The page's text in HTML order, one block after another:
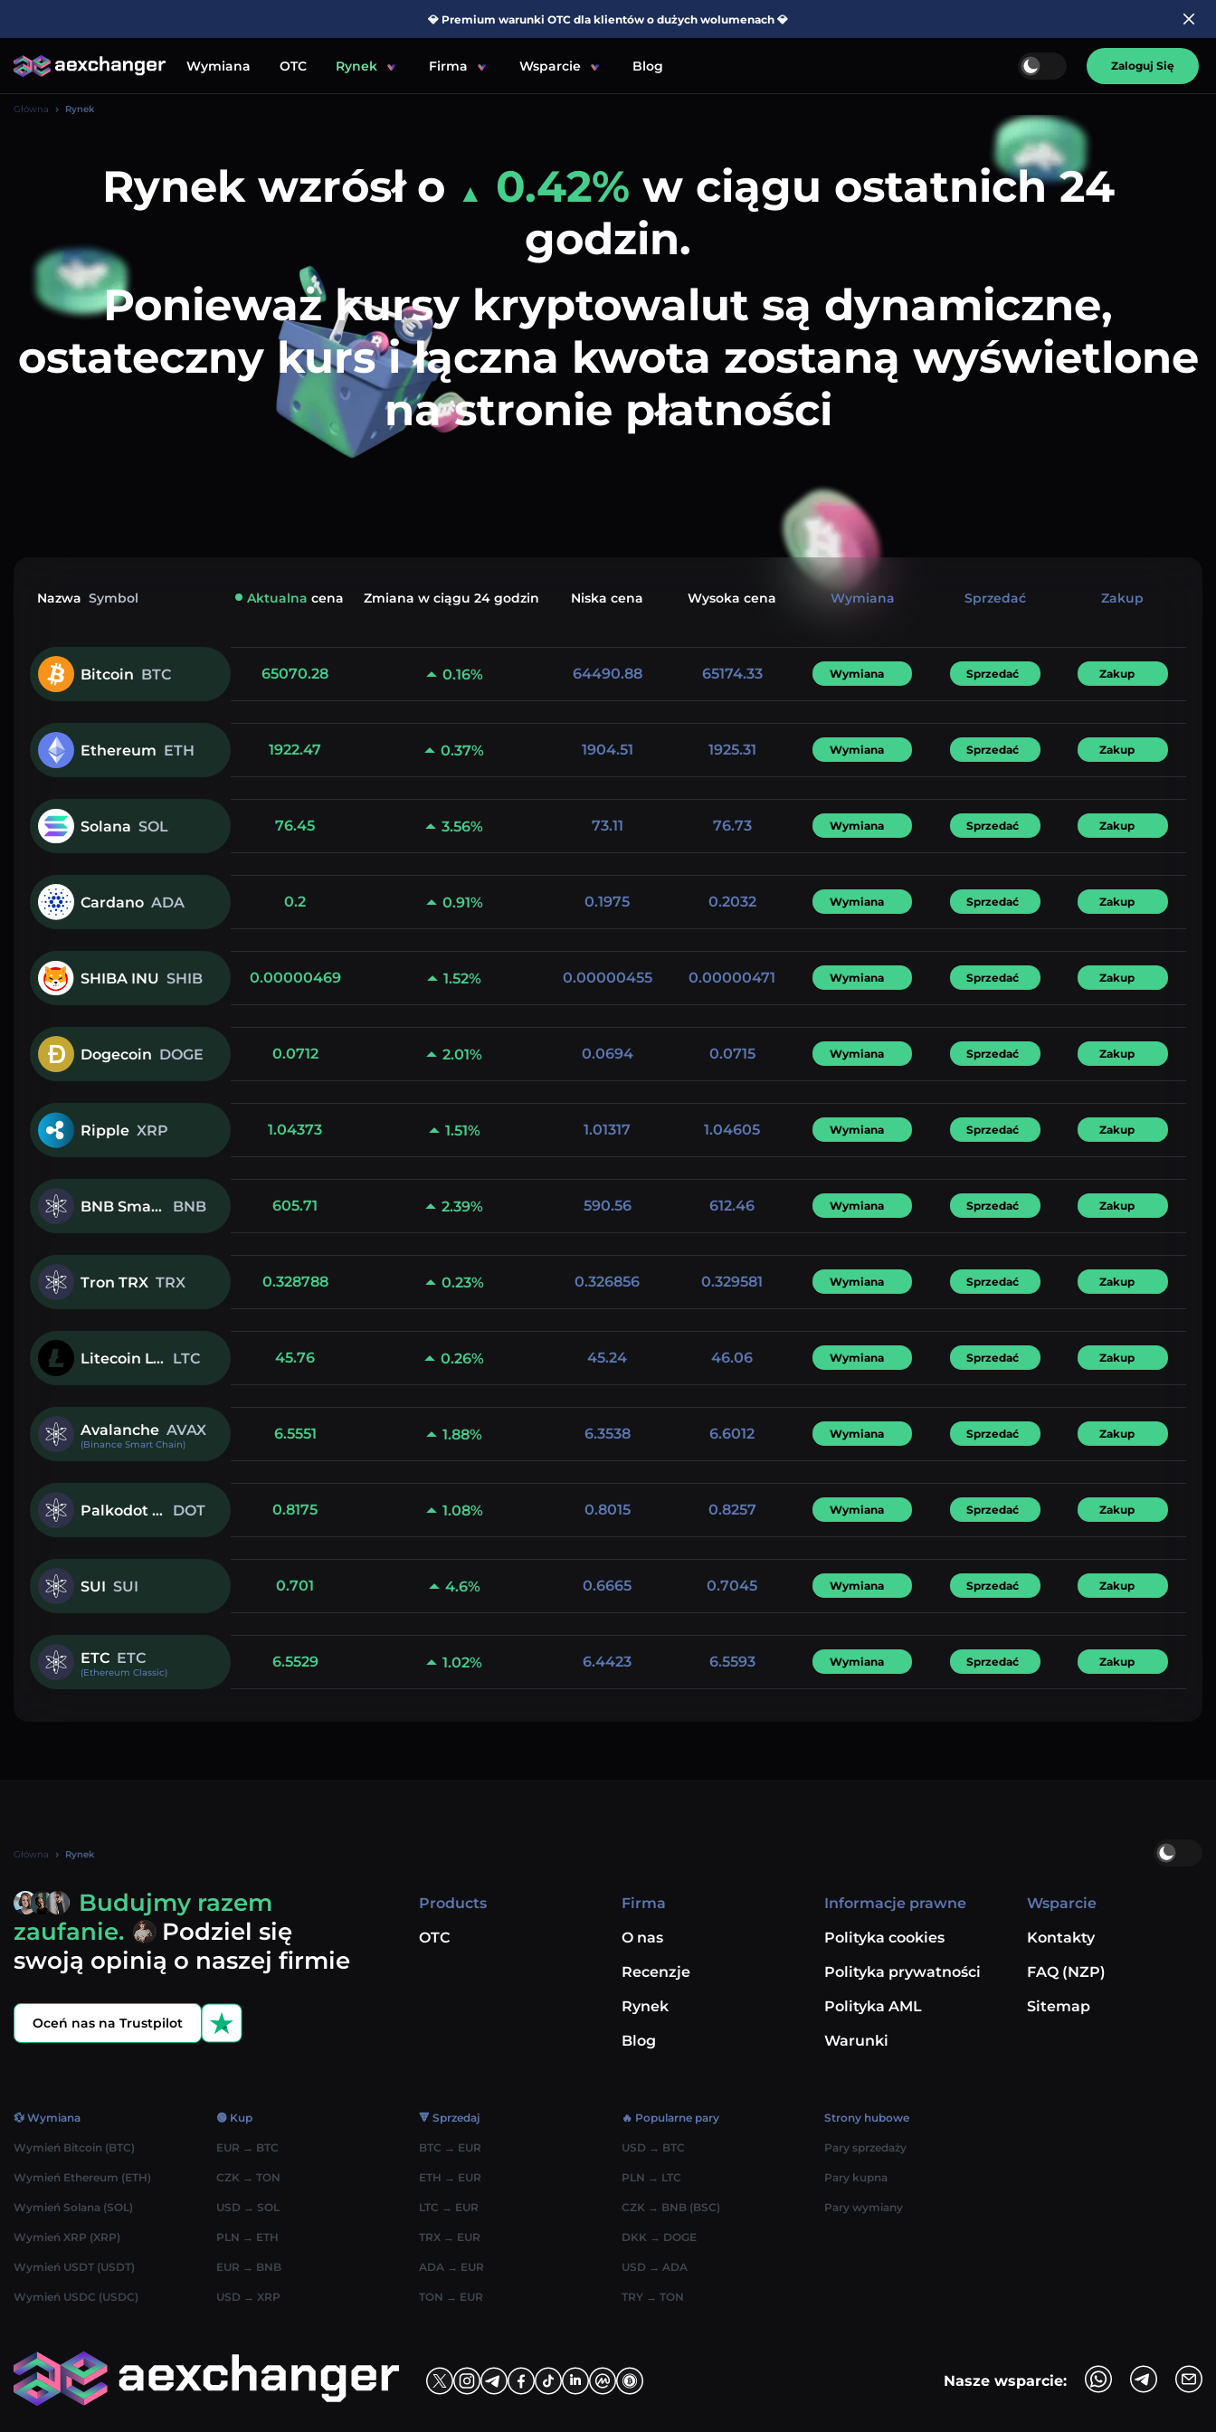
💎 Premium warunki OTC dla klientów o dużych wolumenach 💎
Wymiana OTC Rynek Firma Wsparcie Blog Zaloguj Się
Główna Rynek
Rynek wzrósł o ▲ 0.42% w ciągu ostatnich 24
godzin.
Ponieważ kursy kryptowalut są dynamiczne,
ostateczny kurs i łączna kwota zostaną wyświetlone
na stronie płatności
Nazwa Symbol Aktualna cena Zmiana w ciągu 24 godzin Niska cena Wysoka cena Wymiana Sprzedać Zakup
Bitcoin BTC 65070.28 0.16% 64490.88 65174.33 Wymiana Sprzedać Zakup
Ethereum ETH 1922.47 0.37% 1904.51 1925.31 Wymiana Sprzedać Zakup
Solana SOL 76.45 3.56% 73.11 76.73 Wymiana Sprzedać Zakup
Cardano ADA 0.2 0.91% 0.1975 0.2032 Wymiana Sprzedać Zakup
SHIBA INU SHIB 0.00000469 1.52% 0.00000455 0.00000471 Wymiana Sprzedać Zakup
Dogecoin DOGE 0.0712 2.01% 0.0694 0.0715 Wymiana Sprzedać Zakup
Ripple XRP 1.04373 1.51% 1.01317 1.04605 Wymiana Sprzedać Zakup
BNB Smart Chain BNB 605.71 2.39% 590.56 612.46 Wymiana Sprzedać Zakup
Tron TRX TRX 0.328788 0.23% 0.326856 0.329581 Wymiana Sprzedać Zakup
Litecoin LTC LTC 45.76 0.26% 45.24 46.06 Wymiana Sprzedać Zakup
Avalanche
(Binance Smart Chain)
AVAX 6.5551 1.88% 6.3538 6.6012 Wymiana Sprzedać Zakup
Palkodot DOT DOT 0.8175 1.08% 0.8015 0.8257 Wymiana Sprzedać Zakup
SUI SUI 0.701 4.6% 0.6665 0.7045 Wymiana Sprzedać Zakup
ETC
(Ethereum Classic)
ETC 6.5529 1.02% 6.4423 6.5593 Wymiana Sprzedać Zakup
Główna Rynek
Budujmy razem
zaufanie.
Podziel się
swoją opinią o naszej firmie
Oceń nas na Trustpilot
Products
OTC
Firma
O nas
Recenzje
Rynek
Blog
Informacje prawne
Polityka cookies
Polityka prywatności
Polityka AML
Warunki
Wsparcie
Kontakty
FAQ (NZP)
Sitemap
💱 Wymiana
Wymień Bitcoin (BTC)
Wymień Ethereum (ETH)
Wymień Solana (SOL)
Wymień XRP (XRP)
Wymień USDT (USDT)
Wymień USDC (USDC)
🟢 Kup
EUR → BTC
CZK → TON
USD → SOL
PLN → ETH
EUR → BNB
USD → XRP
🔻 Sprzedaj
BTC → EUR
ETH → EUR
LTC → EUR
TRX → EUR
ADA → EUR
TON → EUR
🔥 Popularne pary
USD → BTC
PLN → LTC
CZK → BNB (BSC)
DKK → DOGE
USD → ADA
TRY → TON
Strony hubowe
Pary sprzedaży
Pary kupna
Pary wymiany
Nasze wsparcie: